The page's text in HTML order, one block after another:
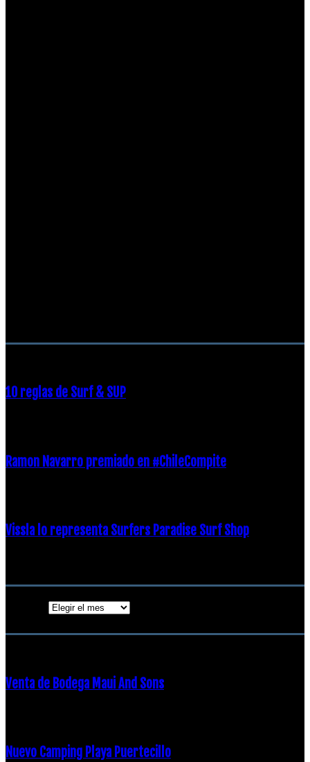
10 reglas de Surf & SUP
Ramon Navarro premiado en #ChileCompite
Vissla lo representa Surfers Paradise Surf Shop
Venta de Bodega Maui And Sons
Nuevo Camping Playa Puertecillo